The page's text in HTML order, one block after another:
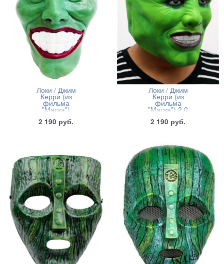
Локи / Джим
Керри (из
фильма
"Маска")
2 190 руб.
Локи / Джим
Керри (из
фильма
"Маска") 2.0
2 190 руб.